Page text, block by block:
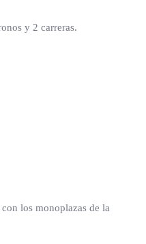
y 2 carreras.
los monoplazas de la